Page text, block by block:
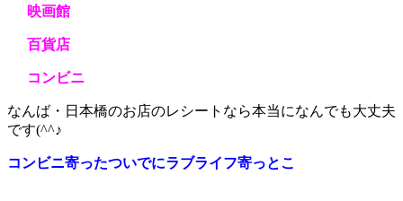
映画館
百貨店
コンビニ
なんば・日本橋のお店のレシートなら本当になんでも大丈夫
です(^^♪
コンビニ寄ったついでにラブライフ寄っとこ